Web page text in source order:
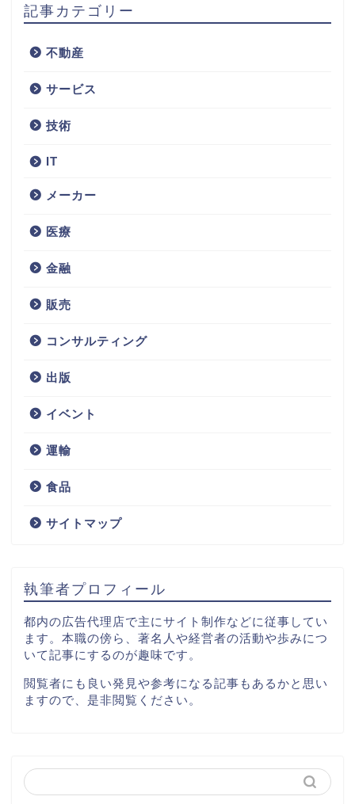
記事カテゴリー
不動産
サービス
技術
IT
メーカー
医療
金融
販売
コンサルティング
出版
イベント
運輸
食品
サイトマップ
執筆者プロフィール
都内の広告代理店で主にサイト制作などに従事してい
ます。本職の傍ら、著名人や経営者の活動や歩みにつ
いて記事にするのが趣味です。
閲覧者にも良い発見や参考になる記事もあるかと思い
ますので、是非閲覧ください。
イベント